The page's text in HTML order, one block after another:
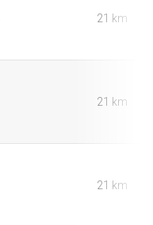
21 km
21 km
21 km